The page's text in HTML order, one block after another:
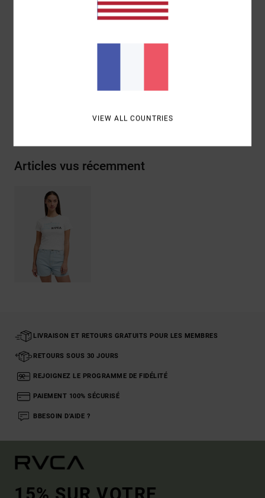
ANP Antonia Figueiredo
Livraison & Retours
Articles vus récemment
LIVRAISON ET RETOURS GRATUITS POUR LES MEMBRES
RETOURS SOUS 30 JOURS
REJOIGNEZ LE PROGRAMME DE FIDÉLITÉ
PAIEMENT 100% SÉCURISÉ
BBESOIN D'AIDE ?
VIEW ALL COUNTRIES